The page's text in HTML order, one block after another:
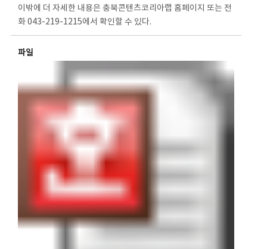
이밖에 더 자세한 내용은 충북콘텐츠코리아랩 홈페이지 또는 전
화 043-219-1215에서 확인할 수 있다.
파일